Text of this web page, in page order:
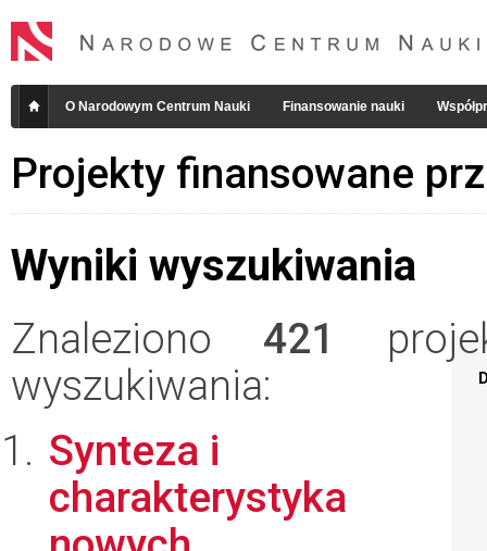
O Narodowym Centrum Nauki Finansowanie nauki
Projekty finansowane
Wyniki wyszukiwania
Znaleziono 421
wyszukiwania:
Synteza i
charakterystyka